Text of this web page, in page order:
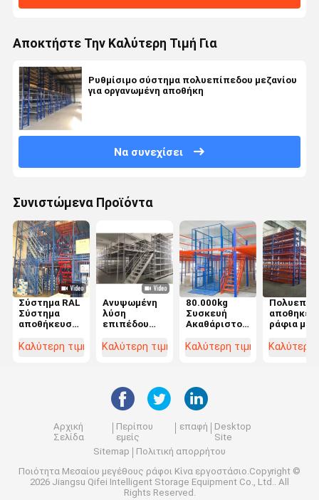
Αποκτήστε Την Καλύτερη Τιμή Για
Ρυθμίσιμο σύστημα πολυεπίπεδου μεζανίου
για οργανωμένη αποθήκη
Να συνεχίσει
Συνιστώμενα Προϊόντα
Σύστημα RAL
Σύστημα
αποθήκευσης
χρώματος
Δυνατότητα
Καλύτερη τιμή
Ανυψωμένη
λύση
επιπέδου
πάτωμα 2-3
επίπεδα με
φορτίο
Καλύτερη τιμή
80.000kg
Συσκευή
Ακαθάριστο
μεζανινών
ράφων με
Καλύτερη τιμή
ράφια με
Πακέτο
Καλύτερη
Αρχική
Σελίδα
Περίπου
εμείς
επαφή
Desktop
Site
Sitemap
Πολιτική απορρήτου
Ποιότητα Μεσαίου μεγέθους ράφοι Κίνα εργοστάσιο.Copyright ©
2026 Jiangsu Qifei Intelligent Storage Equipment Co., Ltd.. All
Rights Reserved.